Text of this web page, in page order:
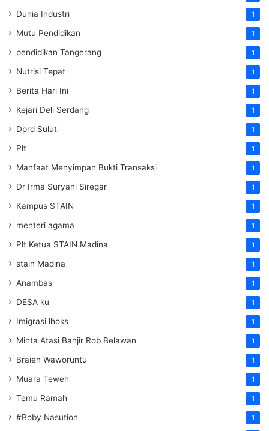
Dunia Industri 1
Mutu Pendidikan 1
pendidikan Tangerang 1
Nutrisi Tepat 1
Berita Hari Ini 1
Kejari Deli Serdang 1
Dprd Sulut 1
Plt 1
Manfaat Menyimpan Bukti Transaksi 1
Dr Irma Suryani Siregar 1
Kampus STAIN 1
menteri agama 1
Plt Ketua STAIN Madina 1
stain Madina 1
Anambas 1
DESA ku 1
Imigrasi lhoks 1
Minta Atasi Banjir Rob Belawan 1
Braien Waworuntu 1
Muara Teweh 1
Temu Ramah 1
#Boby Nasution 1